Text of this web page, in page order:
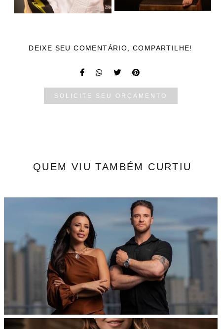
DEIXE SEU COMENTÁRIO, COMPARTILHE!
SOLICITE SEU ORÇAMENTO
QUEM VIU TAMBÉM CURTIU